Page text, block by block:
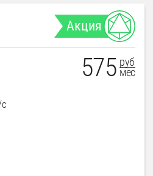
Акция
575 руб
мес